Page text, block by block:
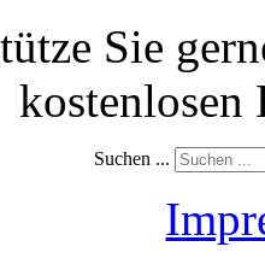
Sie
Suchen ...